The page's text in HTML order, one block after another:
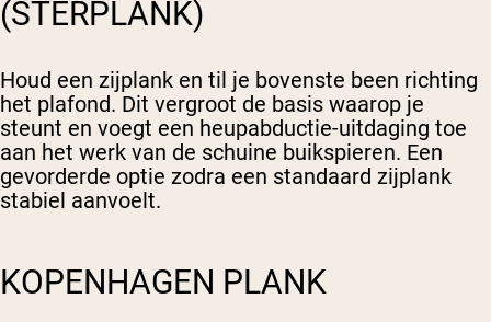
(STERPLANK)
Houd een zijplank en til je bovenste been richting
het plafond. Dit vergroot de basis waarop je
steunt en voegt een heupabductie-uitdaging toe
aan het werk van de schuine buikspieren. Een
gevorderde optie zodra een standaard zijplank
stabiel aanvoelt.
KOPENHAGEN PLANK